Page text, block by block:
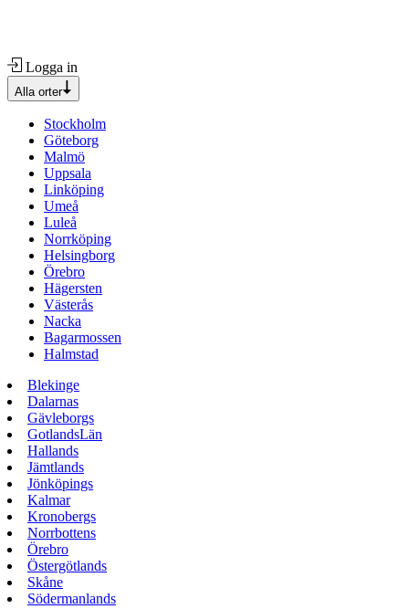
Logga in
Alla orter
Stockholm
Göteborg
Malmö
Uppsala
Linköping
Umeå
Luleå
Norrköping
Helsingborg
Örebro
Hägersten
Västerås
Nacka
Bagarmossen
Halmstad
Blekinge
Dalarnas
Gävleborgs
GotlandsLän
Hallands
Jämtlands
Jönköpings
Kalmar
Kronobergs
Norrbottens
Örebro
Östergötlands
Skåne
Södermanlands